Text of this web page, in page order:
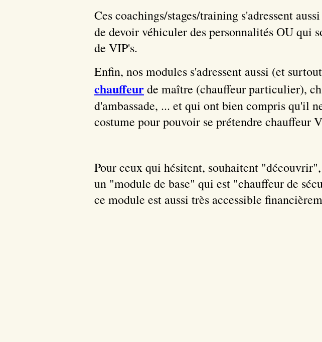
Ces coachings/stages/training s'adressent
de devoir véhiculer des personnalités OU qui
de VIP's.
Enfin, nos modules s'adressent aussi (et
chauffeurde maître (chauffeur particulier),
d'ambassade, ... et qui ont bien compris qu'il
costume pour pouvoir se prétendre chauffeur
Pour ceux qui hésitent, souhaitent
un "module de base" qui est "chauffeur de
ce module est aussi très accessible